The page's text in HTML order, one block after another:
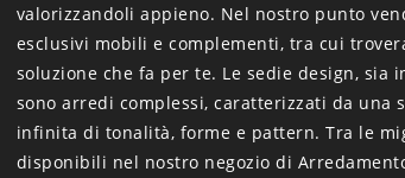
valorizzandoli appieno. Nel nostro punto
esclusivi mobili e complementi, tra cui
soluzione che fa per te. Le sedie design, sia
sono arredi complessi, caratterizzati da una
infinita di tonalità, forme e pattern. Tra le
disponibili nel nostro negozio di